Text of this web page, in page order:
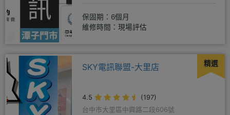
保固期：6個月
維修時間：現場評估
精選
SKY電訊聯盟-大里店
4.5
(197)
台中市大里區中興路二段606號